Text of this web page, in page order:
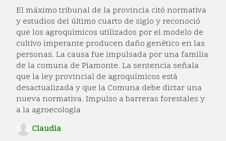
El máximo tribunal de la provincia citó normativa
y estudios del último cuarto de siglo y reconoció
que los agroquímicos utilizados por el modelo de
cultivo imperante producen daño genético en las
personas. La causa fue impulsada por una familia
de la comuna de Piamonte. La sentencia señala
que la ley provincial de agroquímicos está
desactualizada y que la Comuna debe dictar una
nueva normativa. Impulso a barreras forestales y
a la agroecología
Claudia